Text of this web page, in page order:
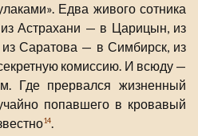
Едва живого сотника
Астрахани — в Царицын, из
Саратова — в Симбирск, из
комиссию. И всюду —
Где прервался жизненный
попавшего в кровавый
14.